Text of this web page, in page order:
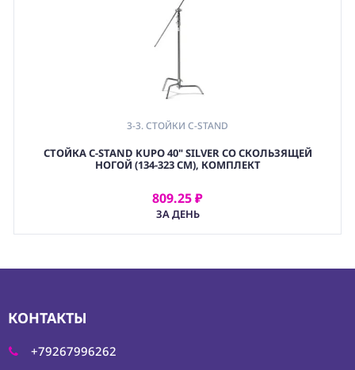
3-3. СТОЙКИ C-STAND
СТОЙКА C-STAND KUPO 40" SILVER СО СКОЛЬЗЯЩЕЙ
НОГОЙ (134-323 СМ), КОМПЛЕКТ
809.25 ₽
ЗА ДЕНЬ
АРЕНДОВАТЬ
КОНТАКТЫ
+79267996262